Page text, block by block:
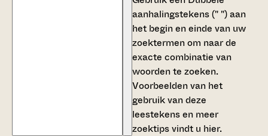
aanhalingstekens (" ")aan
het begin en einde van uw
zoektermen om naar de
exacte combinatie van
woorden te zoeken.
Voorbeelden van het
gebruik van deze
leestekens en meer
zoektips vindt u hier.